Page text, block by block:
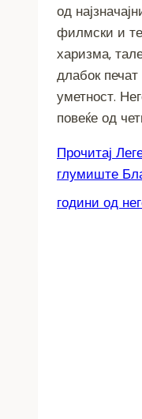
од
филмски и
харизма,
длабок
уметност.
повеќе од
Прочитај
глумиште
години од